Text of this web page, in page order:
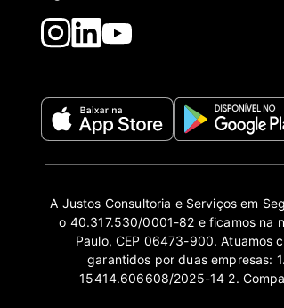
A Justos Consultoria e Serviços em
o 40.317.530/0001-82 e ficamos na
Paulo, CEP 06473-900. Atuamos
garantidos por duas empresas:
15414.606608/2025-14 2.